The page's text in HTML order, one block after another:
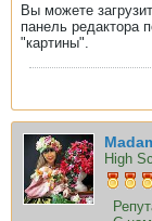
Вы можете
панель редактора
"картины".
High